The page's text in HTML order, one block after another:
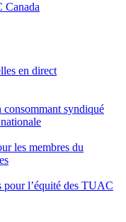
Canada
en direct
consommant syndiqué
les membres du
pour l’équité des TUAC